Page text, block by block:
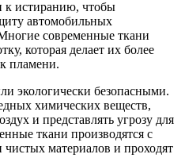
к истиранию, чтобы
автомобильных
современные ткани
которая делает их более
пламени.
экологически безопасными.
химических веществ,
и представлять угрозу для
ткани производятся с
чистых материалов и проходят